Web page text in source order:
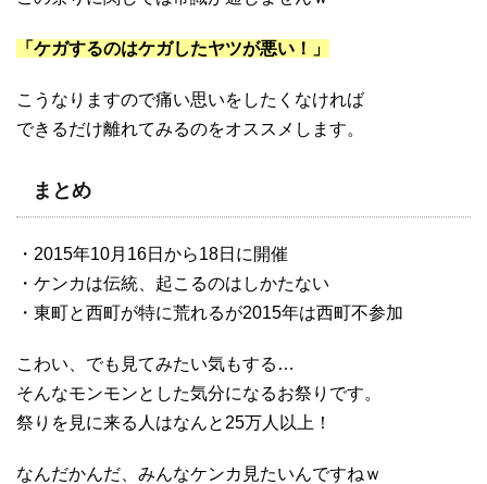
「ケガするのはケガしたヤツが悪い！」
こうなりますので痛い思いをしたくなければ
できるだけ離れてみるのをオススメします。
まとめ
・2015年10月16日から18日に開催
・ケンカは伝統、起こるのはしかたない
・東町と西町が特に荒れるが2015年は西町不参加
こわい、でも見てみたい気もする…
そんなモンモンとした気分になるお祭りです。
祭りを見に来る人はなんと25万人以上！
なんだかんだ、みんなケンカ見たいんですねｗ